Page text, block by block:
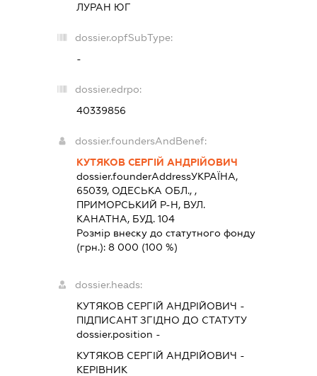
ЛУРАН ЮГ
dossier.opfSubType:
-
dossier.edrpo:
40339856
dossier.foundersAndBenef:
КУТЯКОВ СЕРГІЙ АНДРІЙОВИЧ
dossier.founderAddressУКРАЇНА,
65039, ОДЕСЬКА ОБЛ., ,
ПРИМОРСЬКИЙ Р-Н, ВУЛ.
КАНАТНА, БУД. 104
Розмір внеску до статутного фонду
(грн.):8 000 (100 %)
dossier.heads:
КУТЯКОВ СЕРГІЙ АНДРІЙОВИЧ -
ПІДПИСАНТЗГІДНО ДО СТАТУТУ
dossier.position -
КУТЯКОВ СЕРГІЙ АНДРІЙОВИЧ -
КЕРІВНИК